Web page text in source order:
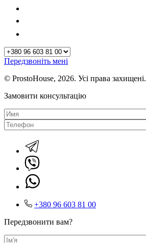
Передзвоніть мені
© ProstoHouse, 2026. Усі права захищені.
Замовити консультацію
+380 96 603 81 00
Передзвонити вам?